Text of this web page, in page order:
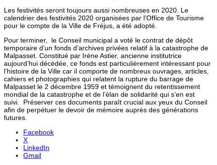
Les festivités seront toujours aussi nombreuses en 2020. Le
calendrier des festivités 2020 organisées par l’Office de Tourisme
pour le compte de la Ville de Fréjus, a été adopté.
Pour terminer, le Conseil municipal a voté le contrat de dépôt
temporaire d’un fonds d’archives privées relatif à la catastrophe de
Malpasset. Constitué par Irène Astier, ancienne institutrice
aujourd’hui décédée, ce fonds est particulièrement intéressant pour
l’histoire de la Ville car il comporte de nombreux ouvrages, articles,
cahiers et photographies qui relatent la rupture du barrage de
Malpasset le 2 décembre 1959 et témoignent du retentissement
mondial de la catastrophe et de l’élan de solidarité qui s’en est
suivi. Préserver ces documents paraît crucial aux yeux du Conseil
afin de perpétuer le devoir de mémoire auprès des générations
futures.
Facebook
X
LinkedIn
Gmail